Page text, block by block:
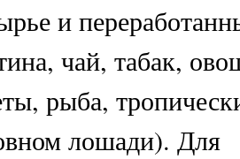
и
чай, табак,
рыба,
лошади). Для